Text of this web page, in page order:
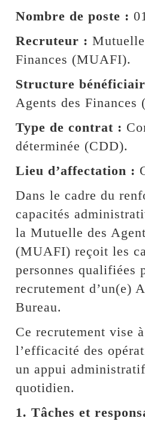
Nombre de poste :
Recruteur :
Finances (MUAFI).
Structure
Agents des Finances
Type de contrat :
déterminée (CDD).
Lieu d’affectation :
Dans le cadre du
capacités
la Mutuelle des
(MUAFI) reçoit les
personnes qualifiées
recrutement d’un(e)
Bureau.
Ce recrutement vise
l’efficacité des
un appui
quotidien.
1. Tâches et